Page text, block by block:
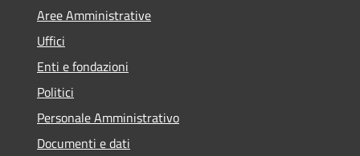
Aree Amministrative
Uffici
Enti e fondazioni
Politici
Personale Amministrativo
Documenti e dati